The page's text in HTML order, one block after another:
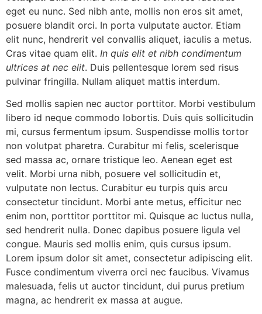
eget eu nunc. Sed nibh ante, mollis non eros sit amet,
posuere blandit orci. In porta vulputate auctor. Etiam
elit nunc, hendrerit vel convallis aliquet, iaculis a metus.
Cras vitae quam elit. In quis elit et nibh condimentum
ultrices at nec elit. Duis pellentesque lorem sed risus
pulvinar fringilla. Nullam aliquet mattis interdum.
Sed mollis sapien nec auctor porttitor. Morbi vestibulum
libero id neque commodo lobortis. Duis quis sollicitudin
mi, cursus fermentum ipsum. Suspendisse mollis tortor
non volutpat pharetra. Curabitur mi felis, scelerisque
sed massa ac, ornare tristique leo. Aenean eget est
velit. Morbi urna nibh, posuere vel sollicitudin et,
vulputate non lectus. Curabitur eu turpis quis arcu
consectetur tincidunt. Morbi ante metus, efficitur nec
enim non, porttitor porttitor mi. Quisque ac luctus nulla,
sed hendrerit nulla. Donec dapibus posuere ligula vel
congue. Mauris sed mollis enim, quis cursus ipsum.
Lorem ipsum dolor sit amet, consectetur adipiscing elit.
Fusce condimentum viverra orci nec faucibus. Vivamus
malesuada, felis ut auctor tincidunt, dui purus pretium
magna, ac hendrerit ex massa at augue.